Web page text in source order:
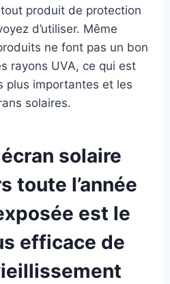
produit de protection
d’utiliser. Même
ne font pas un bon
rayons UVA, ce qui est
plus importantes et les
solaires.
solaire
toute l’année
est le
efficace de